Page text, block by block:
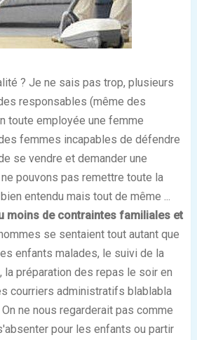
? Je ne sais pas trop, plusieurs
responsables (même des
toute employée une femme
femmes incapables de défendre
se vendre et demander une
pouvons pas remettre toute la
entendu mais tout de même ...
moins de contraintes familiales et
se sentaient tout autant que
enfants malades, le suivi de la
préparation des repas le soir en
courriers administratifs blablabla
ne nous regarderait pas comme
pour les enfants ou partir